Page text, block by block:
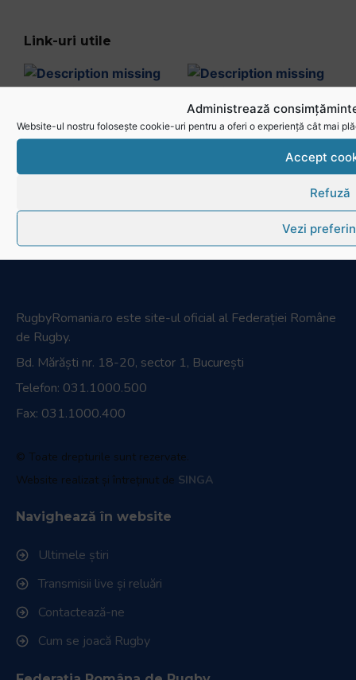
Administrează
Website-ul nostru folosește cookie-uri pentru a oferi o experiență cât mai
Accept
Refuză
Vezi
Link-uri utile
RugbyRomania.ro este site-ul oficial al Federației Române
de Rugby.
Bd. Mărăști nr. 18-20, sector 1, București
Telefon: 031.1000.500
Fax: 031.1000.400
© Toate drepturile sunt rezervate.
Website realizat și întreținut de SINGA
Navighează în website
Ultimele știri
Transmisii live și reluări
Contactează-ne
Cum se joacă Rugby